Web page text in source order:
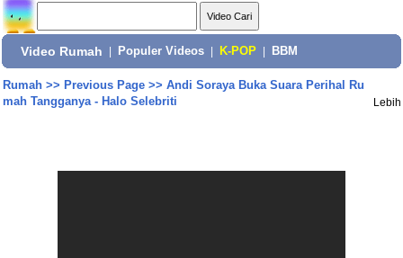
Video Rumah Populer Videos K-POP BBM
Rumah>> Previous Page>> Andi Soraya Buka Suara Perihal Ru
mah Tangganya - Halo Selebriti
Lebih